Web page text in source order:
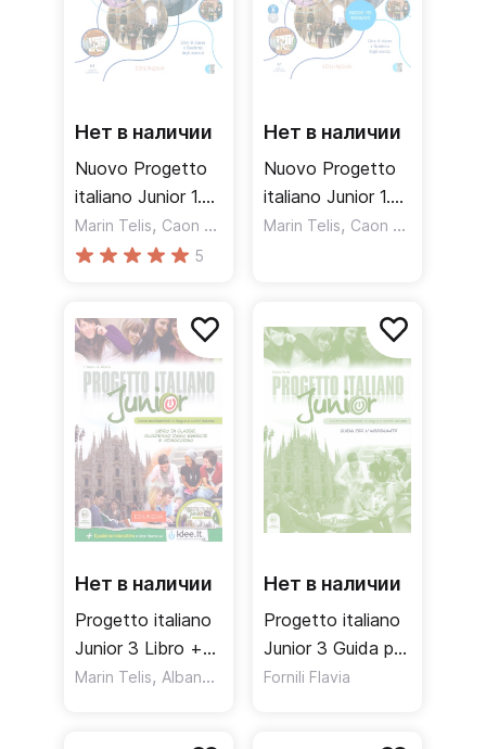
Нет в наличии
Nuovo Progetto
italiano Junior 1.
Libro di classe e
Quaderno degli
тетрадь
Marin Telis, Caon Fabio
5
Нет в наличии
Nuovo Progetto
italiano Junior 1.
Edizione per
учителя + CD +
DVD
Marin Telis, Caon Fabio
Нет в наличии
Progetto italiano
Junior 3 Libro +
Quarderno +
Marin Telis, Albano A.
Нет в наличии
Progetto italiano
Junior 3 Guida per
l'insegnante /
Fornili Flavia